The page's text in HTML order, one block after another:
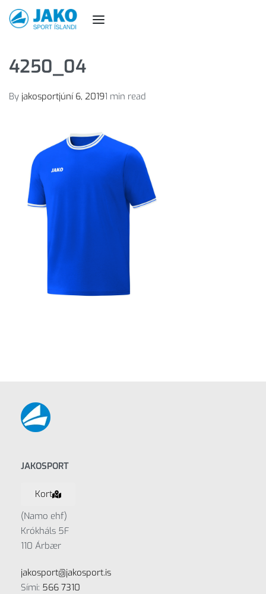
4250_04
By jakosportjúní 6, 20191 min read
JAKOSPORT
Kort
(Namo ehf)
Krókháls 5F
110 Árbær
jakosport@jakosport.is
Sími: 566 7310